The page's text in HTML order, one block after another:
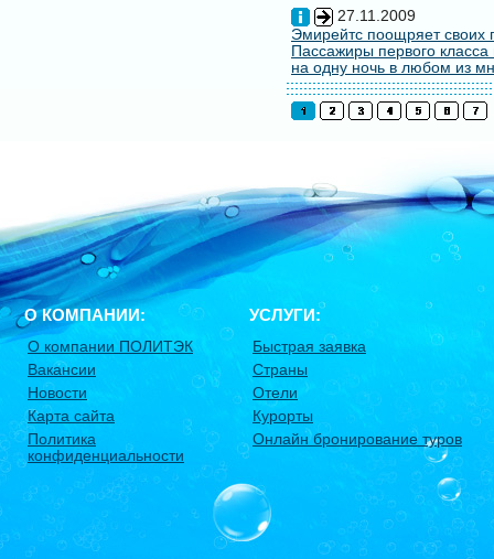
27.11.2009
Эмирейтс поощряет своих
Пассажиры первого
на одну ночь в любом из
О КОМПАНИИ:
О компании ПОЛИТЭК
Вакансии
Новости
Карта сайта
Политика
конфиденциальности
УСЛУГИ:
Быстрая заявка
Страны
Отели
Курорты
Онлайн бронирование туров